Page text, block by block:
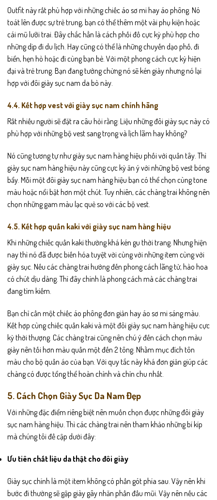
Outfit này rất phù hợp với những chiếc áo sơ mi hay áo phông. Nó
toát lên được sự trẻ trung, bạn có thể thêm một vài phụ kiện hoặc
cái mũ lưỡi trai. Đây chắc hẳn là cách phối đồ cực kỳ phù hợp cho
những dịp đi du lịch. Hay cũng có thể là những chuyến dạo phố, đi
biển, hẹn hò hoặc đi cùng bạn bè. Với một phong cách cực kỳ hiện
đại và trẻ trung. Bạn đang tưởng chừng nó sẽ kén giày nhưng nó lại
hợp với đôi giày sục nam da bò này.
4.4. Kết hợp vest với giày sục nam chính hãng
Rất nhiều người sẽ đặt ra câu hỏi rằng: Liệu những đôi giày sục này có
phù hợp với những bộ vest sang trọng và lịch lãm hay không?
Nó cũng tương tự như giày sục nam hàng hiệu phối với quần tây. Thì
giày sục nam hàng hiệu này cũng cực kỳ ăn ý với những bộ vest bóng
bẩy. Mỗi một đôi giày sục nam hàng hiệu bạn có thể chọn cùng tone
màu hoặc nổi bật hơn một chút. Tuy nhiên, các chàng trai không nên
chọn những gam màu lạc quẻ so với các bộ vest.
4.5. Kết hợp quần kaki với giày sục nam hàng hiệu
Khi những chiếc quần kaki thường khá kén gu thời trang. Nhưng hiện
nay thì nó đã được biến hóa tuyệt vời cùng với những item cùng với
giày sục. Nếu các chàng trai hướng đến phong cách lãng tử, hào hoa
có chút dịu dàng. Thì đây chính là phong cách mà các chàng trai
đang tìm kiếm.
Bạn chỉ cần một chiếc áo phông đơn giản hay áo sơ mi sáng màu.
Kết hợp cùng chiếc quần kaki và một đôi giày sục nam hàng hiệu cực
kỳ thời thượng. Các chàng trai cũng nên chú ý đến cách chọn màu
giày nên tối hơn màu quần một đến 2 tông. Nhằm mục đích tôn
màu cho bộ quần áo của bạn. Với quy tắc này khá đơn giản giúp các
chàng có được tổng thể hoàn chỉnh và chỉn chu nhất.
5. Cách Chọn Giày Sục Da Nam Đẹp
Với những đặc điểm riêng biệt nên muốn chọn được những đôi giày
sục nam hàng hiệu. Thì các chàng trai nên tham khảo những bí kíp
mà chúng tôi đề cập dưới đây:
Ưu tiên chất liệu da thật cho đôi giày
Giày sục chính là một item không có phần gót phía sau. Vậy nên khi
bước đi thường sẽ gập giày gây nhăn phần đầu mũi. Vậy nên nếu các